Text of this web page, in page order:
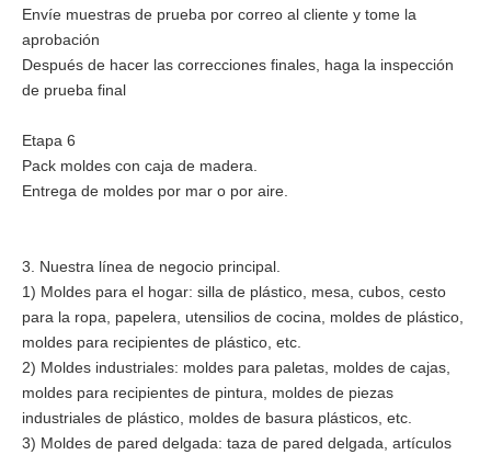
Envíe muestras de prueba por correo al cliente y tome la
aprobación
Después de hacer las correcciones finales, haga la inspección
de prueba final
Etapa 6
Pack moldes con caja de madera.
Entrega de moldes por mar o por aire.
3. Nuestra línea de negocio principal.
1) Moldes para el hogar: silla de plástico, mesa, cubos, cesto
para la ropa, papelera, utensilios de cocina, moldes de plástico,
moldes para recipientes de plástico, etc.
2) Moldes industriales: moldes para paletas, moldes de cajas,
moldes para recipientes de pintura, moldes de piezas
industriales de plástico, moldes de basura plásticos, etc.
3) Moldes de pared delgada: taza de pared delgada, artículos